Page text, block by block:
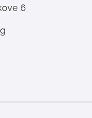
6 rupa za diskove